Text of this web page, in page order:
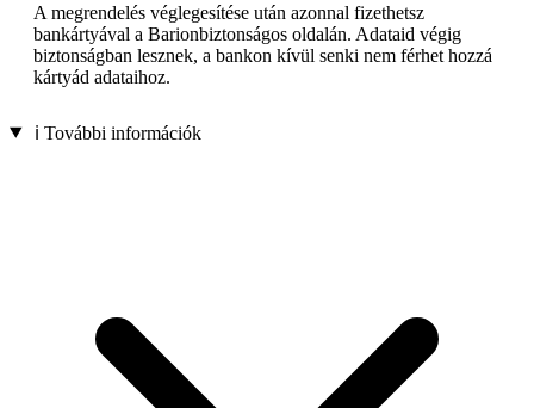
A megrendelés véglegesítése után azonnal fizethetsz
bankártyával a Barionbiztonságos oldalán. Adataid végig
biztonságban lesznek, a bankon kívül senki nem férhet hozzá
kártyád adataihoz.
ℹ️ További információk